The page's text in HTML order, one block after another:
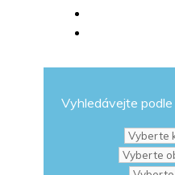
Vyhledávejte